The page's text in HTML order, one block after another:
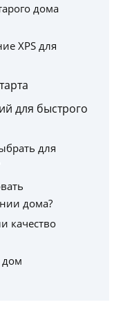
дома
XPS для
для быстрого
для
дома?
качество